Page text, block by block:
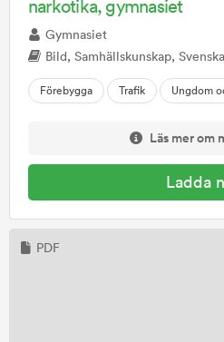
narkotika, gymnasiet
Gymnasiet
Bild, Samhällskunskap, Svenska
Förebygga Trafik Ungdom
Läs mer om
Ladda
PDF